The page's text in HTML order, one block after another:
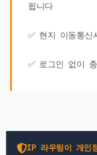
됩니다
✅ 현지 이동통
✅ 로그인 없이
IP 라우팅이 개인